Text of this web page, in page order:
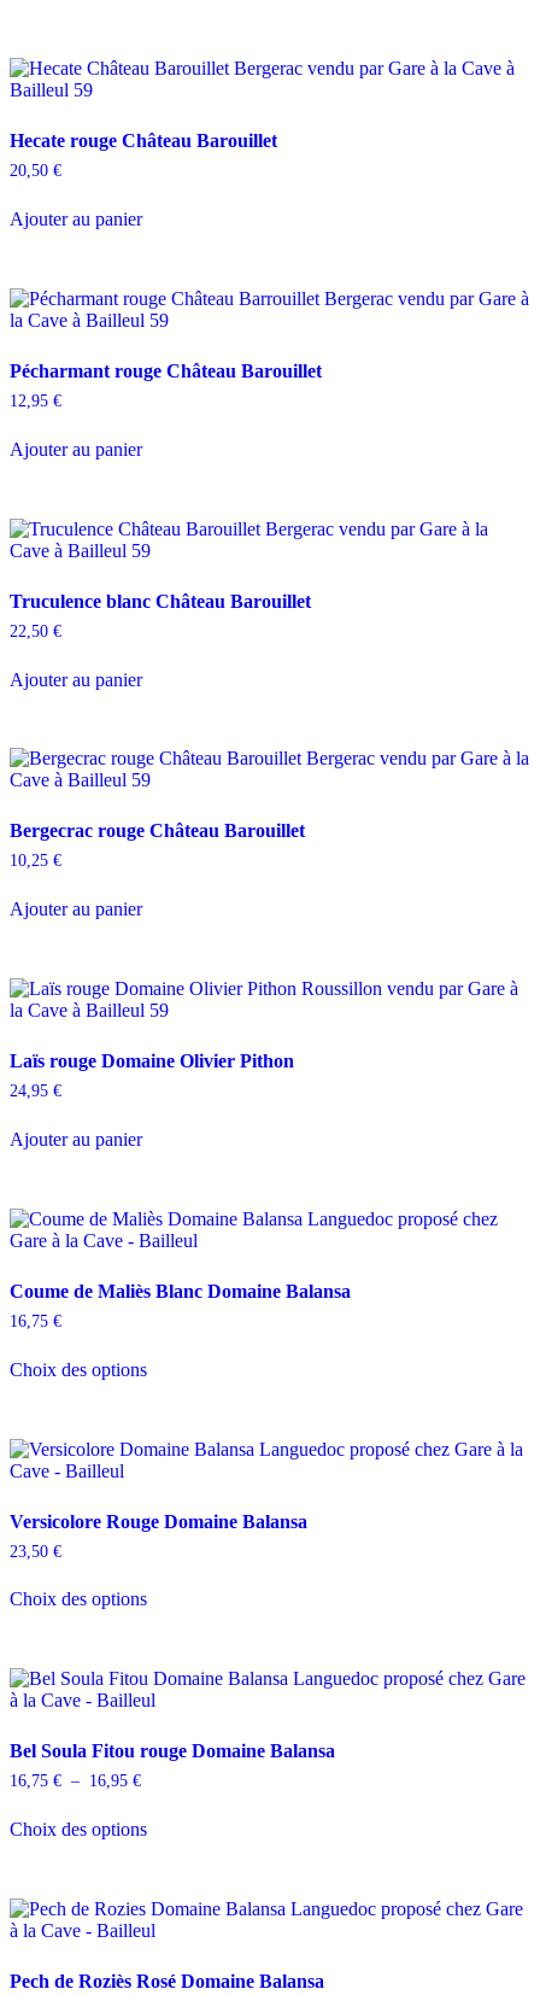
Hecate rouge Château Barouillet
20,50 €
Ajouter au panier
Pécharmant rouge Château Barouillet
12,95 €
Ajouter au panier
Truculence blanc Château Barouillet
22,50 €
Ajouter au panier
Bergecrac rouge Château Barouillet
10,25 €
Ajouter au panier
Laïs rouge Domaine Olivier Pithon
24,95 €
Ajouter au panier
Coume de Maliès Blanc Domaine Balansa
16,75 €
Choix des optionsproduit
Les
être
page
Versicolore Rouge Domaine Balansa
23,50 €
Choix des optionsproduit
Les
options
être
page
Bel Soula Fitou rouge Domaine Balansa
16,75 € – 16,95 €Plage
16,75 €
Choix des optionsproduit
Les
options
être
Pech de Roziès Rosé Domaine Balansa